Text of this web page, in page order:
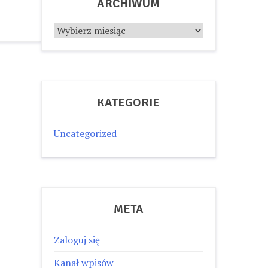
ARCHIWUM
Archiwum
KATEGORIE
Uncategorized
META
Zaloguj się
Kanał wpisów